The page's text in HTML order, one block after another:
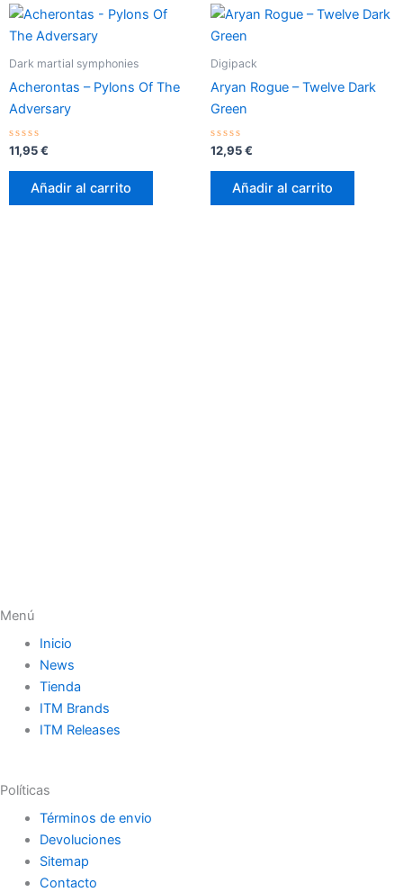
Dark martial symphonies
Acherontas – Pylons Of The
Adversary
Valorado
con
0
11,95€
Añadir al carrito
Digipack
Aryan Rogue – Twelve Dark
Green
Valorado
con
0
12,95€
Añadir al carrito
Menú
Inicio
News
Tienda
ITM Brands
ITM Releases
Políticas
Términos de envio
Devoluciones
Sitemap
Contacto